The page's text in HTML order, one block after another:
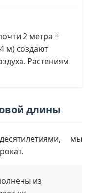
2 метра +
м) создают
Растениям
длины
мы
из